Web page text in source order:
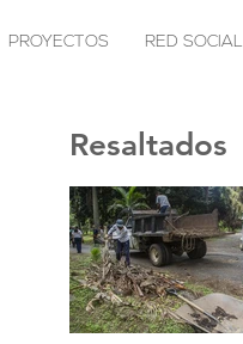
PROYECTOS RED SOCIAL
Resaltados